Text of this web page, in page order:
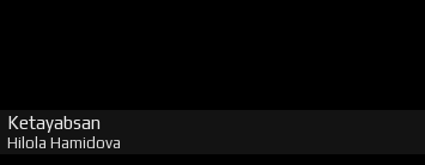
Ketayabsan
Hilola Hamidova